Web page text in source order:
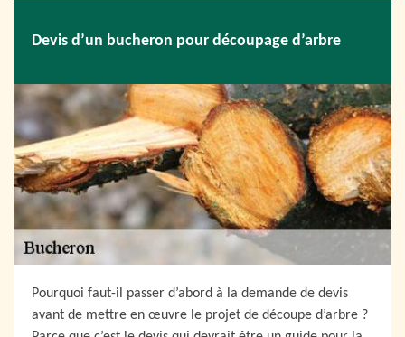
Devis d’un bucheron pour découpage d’arbre
Pourquoi faut-il passer d’abord à la demande de devis
avant de mettre en œuvre le projet de découpe d’arbre ?